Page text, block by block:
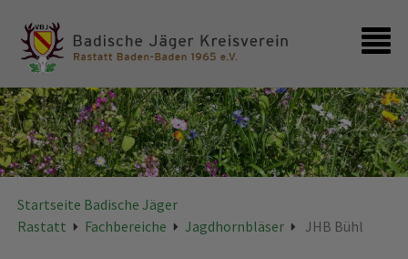
Startseite
Kontakt
Startseite Badische Jäger
Rastatt
Fachbereiche Jagdhornbläser JHB Bühl